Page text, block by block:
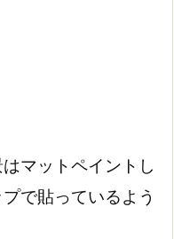
マットペイントし
で貼っているよう